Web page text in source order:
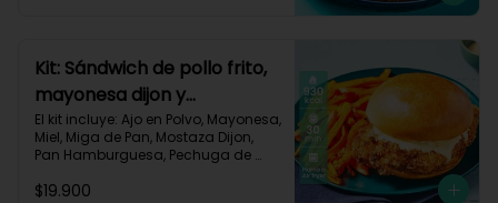
Grasas 30g | Proteínas 40g
Kit: Sándwich de pollo frito,
mayonesa dijon y
zanahorias asadas-79
El kit incluye: Ajo en Polvo, Mayonesa,
Miel, Miga de Pan, Mostaza Dijon,
Pan Hamburguesa, Pechuga de
Zanahoria.Receta Impresa.
$19.900